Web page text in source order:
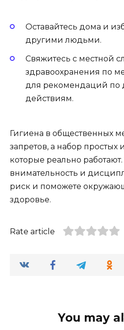
Оставайтесь дома и
другими людьми.
Свяжитесь с местной
здравоохранения по
для рекомендаций по
действиям.
Гигиена в общественных
запретов, а набор простых
которые реально работают.
внимательность и
риск и поможете
здоровье.
Rate article
You may